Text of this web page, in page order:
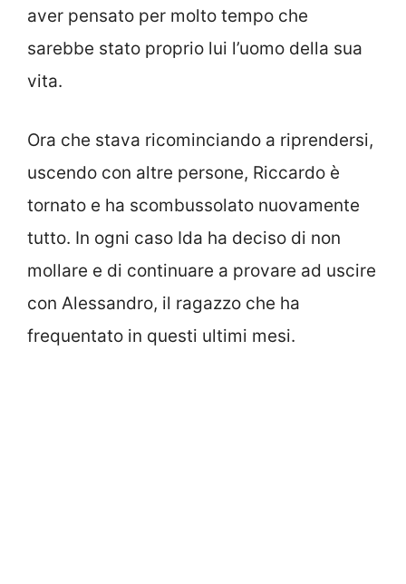
aver pensato per molto tempo che
sarebbe stato proprio lui l’uomo della sua
vita.
Ora che stava ricominciando a riprendersi,
uscendo con altre persone, Riccardo è
tornato e ha scombussolato nuovamente
tutto. In ogni caso Ida ha deciso di non
mollare e di continuare a provare ad uscire
con Alessandro, il ragazzo che ha
frequentato in questi ultimi mesi.